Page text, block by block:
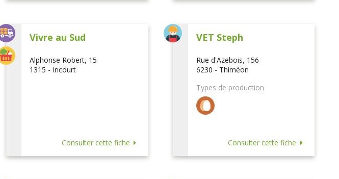
Vivre au Sud
Alphonse Robert, 15
1315 - Incourt
Consulter cette fiche
VET Steph
Rue d'Azebois, 156
6230 - Thiméon
Types de production
Consulter cette fiche